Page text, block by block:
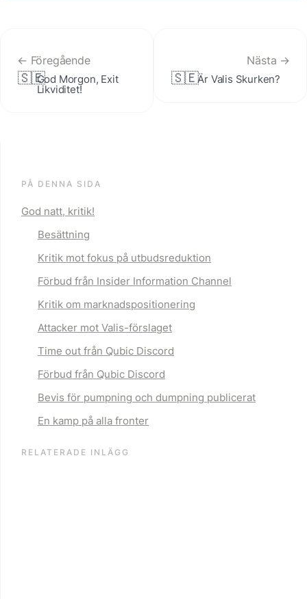
← Föregående
🇸🇪God Morgon, Exit
Likviditet!
Nästa →
🇸🇪Är Valis Skurken?
PÅ DENNA SIDA
God natt, kritik!
Besättning
Kritik mot fokus på utbudsreduktion
Förbud från Insider Information Channel
Kritik om marknadspositionering
Attacker mot Valis-förslaget
Time out från Qubic Discord
Förbud från Qubic Discord
Bevis för pumpning och dumpning publicerat
En kamp på alla fronter
RELATERADE INLÄGG